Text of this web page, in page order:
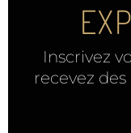
Inscrivez
recevez